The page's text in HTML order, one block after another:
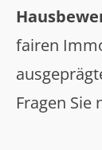
fairen
Fragen Sie